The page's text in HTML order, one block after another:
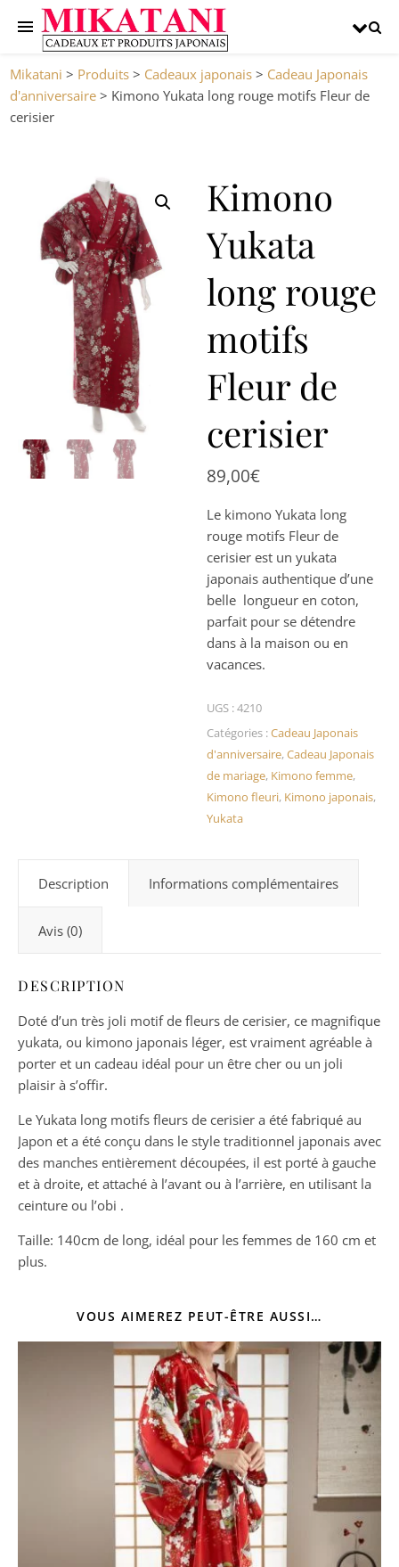
Mikatani > Produits > Cadeaux japonais > Cadeau Japonais
d'anniversaire > Kimono Yukata long rouge motifs Fleur de
cerisier
Kimono
Yukata
long rouge
motifs
Fleur de
cerisier
89,00€
Le kimono Yukata long
rouge motifs Fleur de
cerisier est un yukata
japonais authentique d’une
belle longueur en coton,
parfait pour se détendre
dans à la maison ou en
vacances.
UGS :4210
Catégories :Cadeau Japonais
d'anniversaire,Cadeau Japonais
de mariage, Kimono femme,
Kimono fleuri, Kimono japonais,
Yukata
Description Informations complémentaires
Avis (0)
DESCRIPTION
Doté d’un très joli motif de fleurs de cerisier, ce magnifique
yukata, ou kimono japonais léger, est vraiment agréable à
porter et un cadeau idéal pour un être cher ou un joli
plaisir à s’offir.
Le Yukata long motifs fleurs de cerisier a été fabriqué au
Japon et a été conçu dans le style traditionnel japonais avec
des manches entièrement découpées, il est porté à gauche
et à droite, et attaché à l’avant ou à l’arrière, en utilisant la
ceinture ou l’obi .
Taille: 140cm de long, idéal pour les femmes de 160 cm et
plus.
VOUS AIMEREZ PEUT-ÊTRE AUSSI…